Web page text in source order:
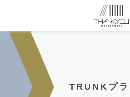
TRUNKプラ